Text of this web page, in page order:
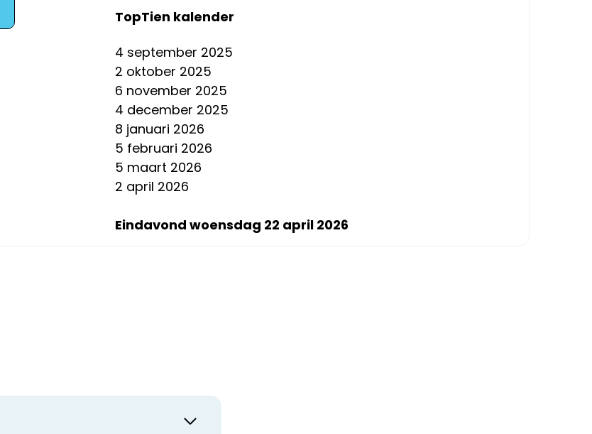
TopTien kalender
4 september 2025
2 oktober 2025
6 november 2025
4 december 2025
8 januari 2026
5 februari 2026
5 maart 2026
2 april 2026
Eindavond woensdag 22 april 2026